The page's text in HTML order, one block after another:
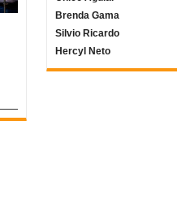
Brenda Gama
Silvio Ricardo
Hercyl Neto